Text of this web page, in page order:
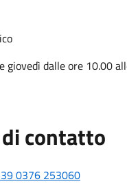
giovedì dalle ore 10.00
contatto
0376 253060